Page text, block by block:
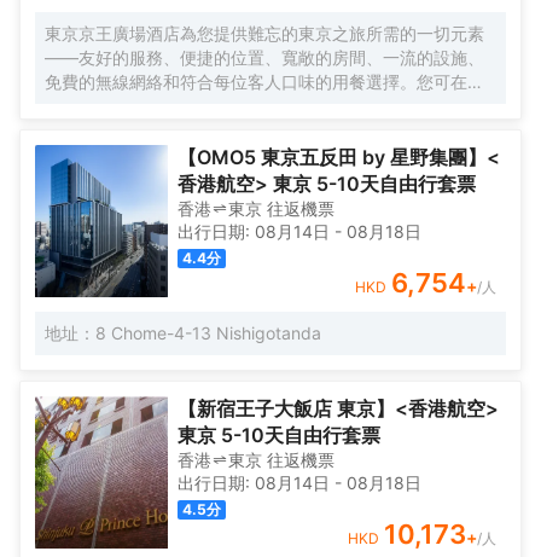
東京京王廣場酒店為您提供難忘的東京之旅所需的一切元素
——友好的服務、便捷的位置、寬敞的房間、一流的設施、
免費的無線網絡和符合每位客人口味的用餐選擇。您可在空
【OMO5 東京五反田 by 星野集團】<
香港航空> 東京 5-10天自由行套票
香港 東京 往返機票
出行日期: 08月14日 - 08月18日
4.4分
HKD 6,754+/人
地址：8 Chome-4-13 Nishigotanda
【新宿王子大飯店 東京】<香港航空>
東京 5-10天自由行套票
香港 東京 往返機票
出行日期: 08月14日 - 08月18日
4.5分
HKD 10,173+/人